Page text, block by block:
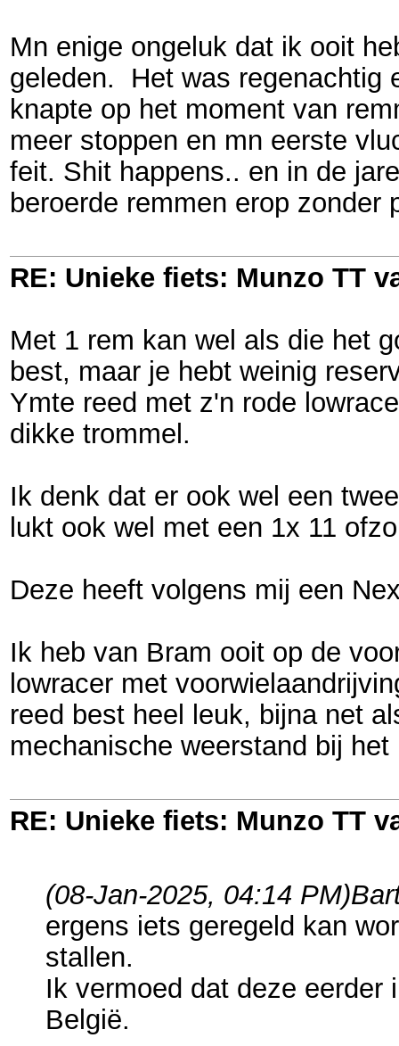
Mn enige ongeluk dat ik ooit
geleden. Het was regenachtig
knapte op het moment van
meer stoppen en mn eerste
feit. Shit happens.. en in de
beroerde remmen erop zonder
RE: Unieke fiets: Munzo TT
Met 1 rem kan wel als die het
best, maar je hebt weinig
Ymte reed met z'n rode
dikke trommel.
Ik denk dat er ook wel een
lukt ook wel met een 1x 11
Deze heeft volgens mij een
Ik heb van Bram ooit op de
lowracer met
reed best heel leuk, bijna net
mechanische weerstand bij
RE: Unieke fiets: Munzo TT
(08-Jan-2025, 04:14 PM)
ergens iets geregeld kan
stallen.
Ik vermoed dat deze eerder
België.